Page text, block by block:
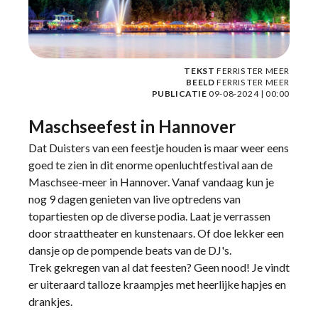
TEKST FERRIS TER MEER
BEELD FERRIS TER MEER
PUBLICATIE09-08-2024 | 00:00
Maschseefest in Hannover
Dat Duisters van een feestje houden is maar weer eens
goed te zien in dit enorme openluchtfestival aan de
Maschsee-meer in Hannover. Vanaf vandaag kun je
nog 9 dagen genieten van live optredens van
topartiesten op de diverse podia. Laat je verrassen
door straattheater en kunstenaars. Of doe lekker een
dansje op de pompende beats van de DJ's.
Trek gekregen van al dat feesten? Geen nood! Je vindt
er uiteraard talloze kraampjes met heerlijke hapjes en
drankjes.